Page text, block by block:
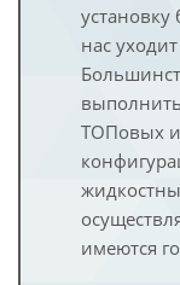
установку
нас
ТОПовых
имеются